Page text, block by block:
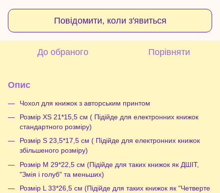
Повідомити, коли з'явиться
До обраного Порівняти
Опис
Чохол для книжок з авторським принтом
Розмір XS 21*15,5 см ( Підійде для електронних книжок
стандартного розміру)
Розмір S 23,5*17,5 см ( Підійде для електронних книжок
збільшеного розміру)
Розмір М 29*22,5 см (Підійде для таких книжок як ДШІТ,
"Змія і голуб" та меньших)
Розмір L 33*26,5 см (Підійде для таких книжок як "Четверте